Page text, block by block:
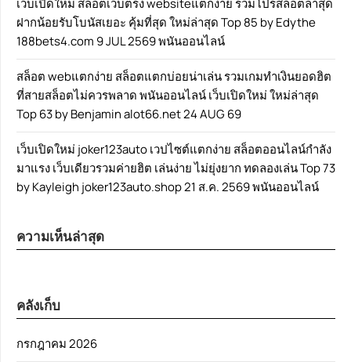
เว็บเปิดใหม่ สล็อตเว็บตรง websiteแตกง่าย รวมโปรสล็อตล่าสุด
ฝากน้อยรับโบนัสเยอะ คุ้มที่สุด ใหม่ล่าสุด Top 85 by Edythe
188bets4.com 9 JUL 2569 พนันออนไลน์
สล็อต webแตกง่าย สล็อตแตกบ่อยน่าเล่น รวมเกมทำเงินยอดฮิต
ที่สายสล็อตไม่ควรพลาด พนันออนไลน์ เว็บเปิดใหม่ ใหม่ล่าสุด
Top 63 by Benjamin alot66.net 24 AUG 69
เว็บเปิดใหม่ joker123auto เวปไซต์แตกง่าย สล็อตออนไลน์กำลัง
มาแรง เว็บเดียวรวมค่ายฮิต เล่นง่าย ไม่ยุ่งยาก ทดลองเล่น Top 73
by Kayleigh joker123auto.shop 21 ส.ค. 2569 พนันออนไลน์
ความเห็นล่าสุด
คลังเก็บ
กรกฎาคม 2026